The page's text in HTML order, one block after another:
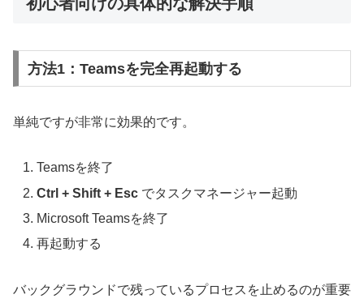
初心者向けの具体的な解決手順
方法1：Teamsを完全再起動する
単純ですが非常に効果的です。
Teamsを終了
Ctrl + Shift + Esc でタスクマネージャー起動
Microsoft Teamsを終了
再起動する
バックグラウンドで残っているプロセスを止めるのが重要